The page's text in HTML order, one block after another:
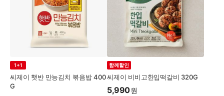
씨제이 햇반 만능김치 볶음밥 400
G
1+1
씨제이 비비고한입떡갈비 320G
함께할인
5,990원